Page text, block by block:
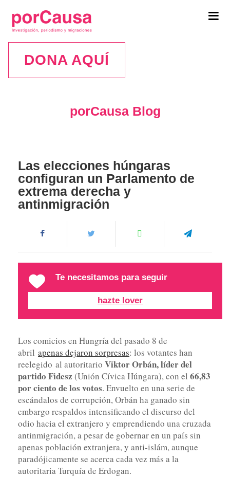
DONA AQUÍ
porCausa Blog
Las elecciones húngaras
configuran un Parlamento de
extrema derecha y
antinmigración
Te necesitamos para seguir
hazte lover
Los comicios en Hungría del pasado 8 de
abril apenas dejaron sorpresas: los votantes han
reelegido al autoritario Viktor Orbán, líder del
partido Fidesz (Unión Cívica Húngara), con el 66,83
por ciento de los votos. Envuelto en una serie de
escándalos de corrupción, Orbán ha ganado sin
embargo respaldos intensificando el discurso del
odio hacia el extranjero y emprendiendo una cruzada
antinmigración, a pesar de gobernar en un país sin
apenas población extranjera, y anti-islám, aunque
paradójicamente se acerca cada vez más a la
autoritaria Turquía de Erdogan.